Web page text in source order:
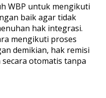
WBP untuk mengikuti
baik agar tidak
hak integrasi.
mengikuti proses
demikian, hak remisi
otomatis tanpa